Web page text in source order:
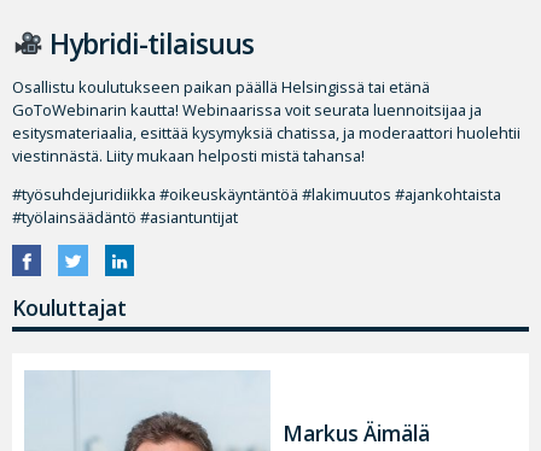
Hybridi-tilaisuus
Osallistu koulutukseen paikan päällä Helsingissä tai etänä
GoToWebinarin kautta! Webinaarissa voit seurata luennoitsijaa ja
esitysmateriaalia, esittää kysymyksiä chatissa, ja moderaattori huolehtii
viestinnästä. Liity mukaan helposti mistä tahansa!
#työsuhdejuridiikka #oikeuskäyntäntöä #lakimuutos #ajankohtaista
#työlainsäädäntö #asiantuntijat
Kouluttajat
Markus Äimälä